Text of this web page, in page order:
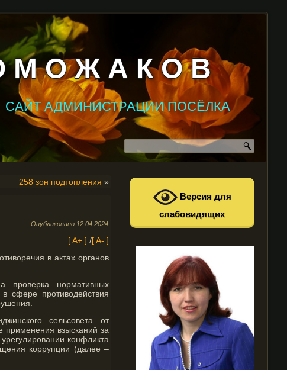
М О Ж А К О В
САЙТ АДМИНИСТРАЦИИ ПОСЁЛКА
258 зон подтопления »
Опубликовано 12.04.2024
[ A+ ] /[ A- ]
в актах органов
проверка нормативных
сфере противодействия
сельсовета от
взысканий за
конфликта
коррупции (далее –
Версия для
слабовидящих